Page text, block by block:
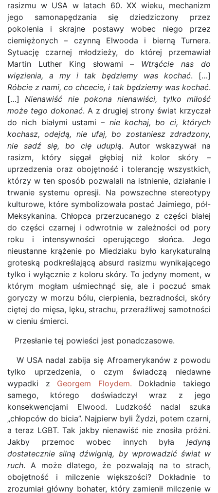
rasizmu w USA w latach 60. XX wieku, mechanizm
jego samonapędzania się dziedziczony przez
pokolenia i skrajne postawy wobec niego przez
ciemiężonych – czynną Elwooda i bierną Turnera.
Sytuację czarnej młodzieży, do której przemawiał
Martin Luther King słowami – Wtrąćcie nas do
więzienia, a my i tak będziemy was kochać. […]
Róbcie z nami, co chcecie, i tak będziemy was kochać.
[…]Nienawiść nie pokona nienawiści, tylko miłość
może tego dokonać. A z drugiej strony świat krzyczał
do nich białymi ustami – nie kochaj, bo ci, których
kochasz, odejdą, nie ufaj, bo zostaniesz zdradzony,
nie sadź się, bo cię udupią. Autor wskazywał na
rasizm, który sięgał głębiej niż kolor skóry –
uprzedzenia oraz obojętność i tolerancję wszystkich,
którzy w ten sposób pozwalali na istnienie, działanie i
trwanie systemu opresji. Na powszechne stereotypy
kulturowe, które symbolizowała postać Jaimiego, pół-
Meksykanina. Chłopca przerzucanego z części białej
do części czarnej i odwrotnie w zależności od pory
roku i intensywności operującego słońca. Jego
nieustanne krążenie po Miedziaku było karykaturalną
groteską podkreślającą absurd rasizmu wynikającego
tylko i wyłącznie z koloru skóry. To jedyny moment, w
którym mogłam uśmiechnąć się, ale i poczuć smak
goryczy w morzu bólu, cierpienia, bezradności, skóry
ciętej do mięsa, lęku, strachu, przeraźliwej samotności
w cieniu śmierci.
Przesłanie tej powieści jest ponadczasowe.
W USA nadal zabija się Afroamerykanów z powodu
tylko uprzedzenia, o czym świadczą niedawne
wypadki z Georgem Floydem. Dokładnie takiego
samego, którego doświadczył wraz z jego
konsekwencjami Elwood. Ludzkość nadal szuka
„chłopców do bicia”. Najpierw byli Żydzi, potem czarni,
a teraz LGBT. Tak jakby nienawiść nie znosiła próżni.
Jakby przemoc wobec innych była jedyną
dostatecznie silną dźwignią, by wprowadzić świat w
ruch. A może dlatego, że pozwalają na to strach,
obojętność i milczenie większości? Dokładnie to
zrozumiał główny bohater, który zamienił milczenie w